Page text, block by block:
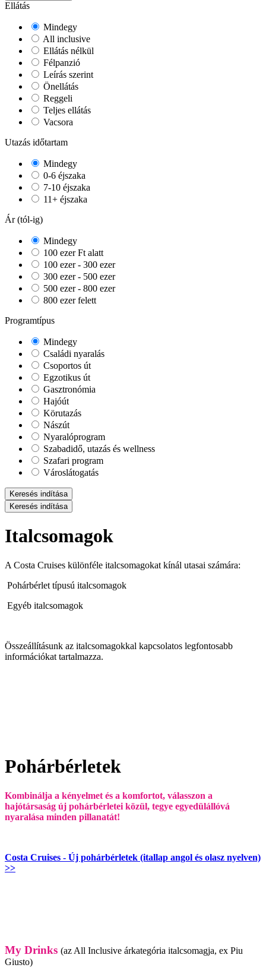
Ellátás
Mindegy
All inclusive
Ellátás nélkül
Félpanzió
Leírás szerint
Önellátás
Reggeli
Teljes ellátás
Vacsora
Utazás időtartam
Mindegy
0-6 éjszaka
7-10 éjszaka
11+ éjszaka
Ár (tól-ig)
Mindegy
100 ezer Ft alatt
100 ezer - 300 ezer
300 ezer - 500 ezer
500 ezer - 800 ezer
800 ezer felett
Programtípus
Mindegy
Családi nyaralás
Csoportos út
Egzotikus út
Gasztronómia
Hajóút
Körutazás
Nászút
Nyaralóprogram
Szabadidő, utazás és wellness
Szafari program
Városlátogatás
Keresés indítása
Keresés indítása
Italcsomagok
A Costa Cruises különféle italcsomagokat kínál utasai számára:
Pohárbérlet típusú italcsomagok
Egyéb italcsomagok
Összeállításunk az italcsomagokkal kapcsolatos legfontosabb
információkat tartalmazza.
Pohárbérletek
Kombinálja a kényelmet és a komfortot, válasszon a
hajótársaság új pohárbérletei közül, tegye egyedülállóvá
nyaralása minden pillanatát!
Costa Cruises - Új pohárbérletek (itallap angol és olasz nyelven)
>>
My Drinks (az All Inclusive árkategória italcsomagja, ex Piu
Giusto)